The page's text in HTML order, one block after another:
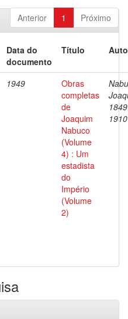
Anterior 1 Próximo
Data do
documento
Título
1949
Obras
completas
de
Joaquim
Nabuco
(Volume
4) : Um
estadista
do
Império
(Volume
2)
1910